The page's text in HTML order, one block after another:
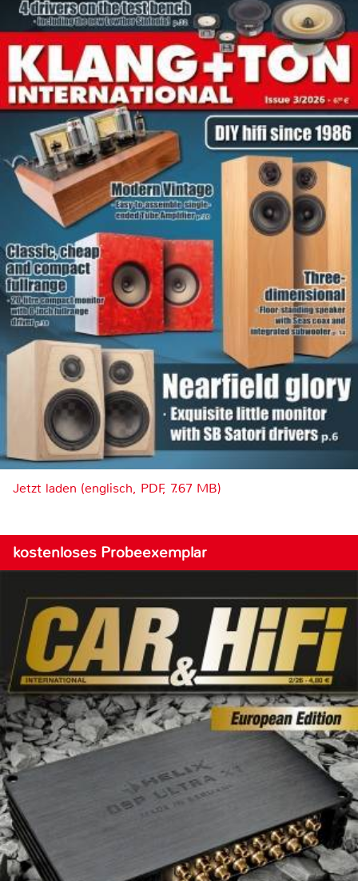
Jetzt laden (englisch, PDF, 7.67 MB)
kostenloses Probeexemplar